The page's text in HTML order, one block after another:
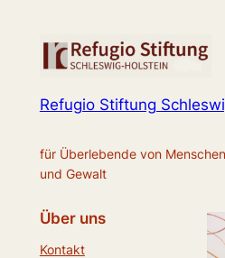
Refugio Stiftung
für Überlebende von
und Gewalt
Über uns
Kontakt